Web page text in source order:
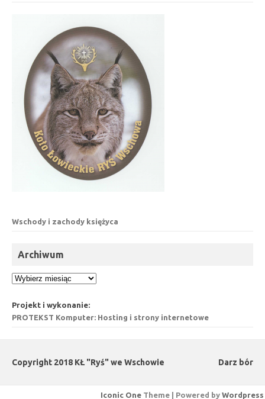
Wschody i zachody księżyca
Archiwum
Archiwum
Projekt i wykonanie:
PROTEKST Komputer: Hosting i strony internetowe
Copyright 2018 KŁ "Ryś" we Wschowie Darz bór
Iconic One Theme | Powered by Wordpress